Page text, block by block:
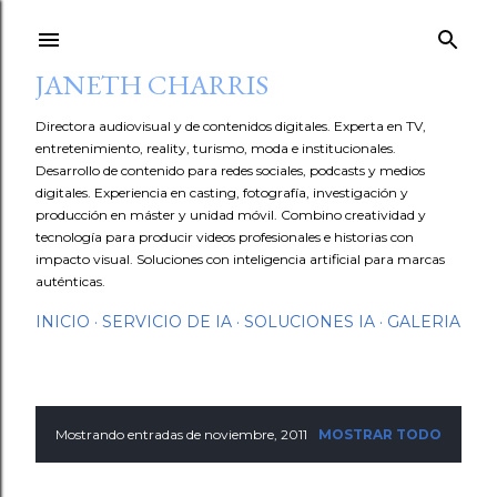
JANETH CHARRIS
Directora audiovisual y de contenidos digitales. Experta en TV,
entretenimiento, reality, turismo, moda e institucionales.
Desarrollo de contenido para redes sociales, podcasts y medios
digitales. Experiencia en casting, fotografía, investigación y
producción en máster y unidad móvil. Combino creatividad y
tecnología para producir videos profesionales e historias con
impacto visual. Soluciones con inteligencia artificial para marcas
auténticas.
INICIO SERVICIO DE IA SOLUCIONES IA GALERIA
EMostrando entradas de noviembre, 2011 MOSTRAR TODO